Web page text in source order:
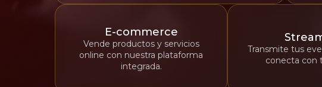
E-commerce
Vende productos y servicios
online con nuestra plataforma
integrada.
Transmite tus
conecta con